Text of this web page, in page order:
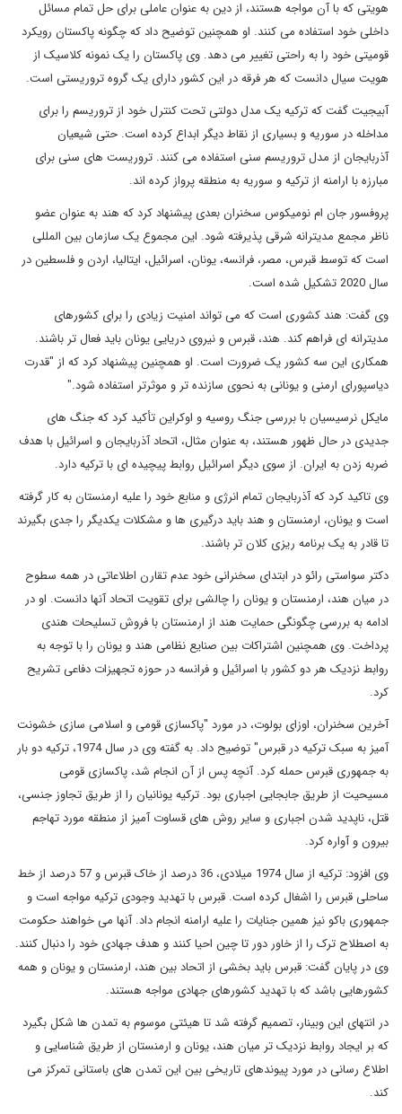
هویتی که با آن مواجه هستند، از دین به عنوان عاملی برای حل تمام مسائل
داخلی خود استفاده می کنند. او همچنین توضیح داد که چگونه پاکستان رویکرد
قومیتی خود را به راحتی تغییر می دهد. وی پاکستان را یک نمونه کلاسیک از
هویت سیال دانست که هر فرقه در این کشور دارای یک گروه تروریستی است.
آبیجیت گفت که ترکیه یک مدل دولتی تحت کنترل خود از تروریسم را برای
مداخله در سوریه و بسیاری از نقاط دیگر ابداع کرده است. حتی شیعیان
آذربایجان از مدل تروریسم سنی استفاده می کنند. تروریست های سنی برای
مبارزه با ارامنه از ترکیه و سوریه به منطقه پرواز کرده اند.
پروفسور جان ام نومیکوس سخنران بعدی پیشنهاد کرد که هند به عنوان عضو
ناظر مجمع مدیترانه شرقی پذیرفته شود. این مجموع یک سازمان بین المللی
است که توسط قبرس، مصر، فرانسه، یونان، اسرائیل، ایتالیا، اردن و فلسطین در
سال 2020 تشکیل شده است.
وی گفت: هند کشوری است که می تواند امنیت زیادی را برای کشورهای
مدیترانه ای فراهم کند. هند، قبرس و نیروی دریایی یونان باید فعال تر باشند.
همکاری این سه کشور یک ضرورت است. او همچنین پیشنهاد کرد که از "قدرت
دیاسپورای ارمنی و یونانی به نحوی سازنده تر و موثرتر استفاده شود."
مایکل نرسیسیان با بررسی جنگ روسیه و اوکراین تأکید کرد که جنگ های
جدیدی در حال ظهور هستند، به عنوان مثال، اتحاد آذربایجان و اسرائیل با هدف
ضربه زدن به ایران. از سوی دیگر اسرائیل روابط پیچیده ای با ترکیه دارد.
وی تاکید کرد که آذربایجان تمام انرژی و منابع خود را علیه ارمنستان به کار گرفته
است و یونان، ارمنستان و هند باید درگیری ها و مشکلات یکدیگر را جدی بگیرند
تا قادر به یک برنامه ریزی کلان تر باشند.
دکتر سواستی رائو در ابتدای سخنرانی خود عدم تقارن اطلاعاتی در همه سطوح
در میان هند، ارمنستان و یونان را چالشی برای تقویت اتحاد آنها دانست. او در
ادامه به بررسی چگونگی حمایت هند از ارمنستان با فروش تسلیحات هندی
پرداخت. وی همچنین اشتراکات بین صنایع نظامی هند و یونان را با توجه به
روابط نزدیک هر دو کشور با اسرائیل و فرانسه در حوزه تجهیزات دفاعی تشریح
کرد.
آخرین سخنران، اوزای بولوت، در مورد "پاکسازی قومی و اسلامی سازی خشونت
آمیز به سبک ترکیه در قبرس" توضیح داد. به گفته وی در سال 1974، ترکیه دو بار
به جمهوری قبرس حمله کرد. آنچه پس از آن انجام شد، پاکسازی قومی
مسیحیت از طریق جابجایی اجباری بود. ترکیه یونانیان را از طریق تجاوز جنسی،
قتل، ناپدید شدن اجباری و سایر روش های قساوت آمیز از منطقه مورد تهاجم
بیرون و آواره کرد.
وی افزود: ترکیه از سال 1974 میلادی، 36 درصد از خاک قبرس و 57 درصد از خط
ساحلی قبرس را اشغال کرده است. قبرس با تهدید وجودی ترکیه مواجه است و
جمهوری باکو نیز همین جنایات را علیه ارامنه انجام داد. آنها می خواهند حکومت
به اصطلاح ترک را از خاور دور تا چین احیا کنند و هدف جهادی خود را دنبال کنند.
وی در پایان گفت: قبرس باید بخشی از اتحاد بین هند، ارمنستان و یونان و همه
کشورهایی باشد که با تهدید کشورهای جهادی مواجه هستند.
در انتهای این وبینار، تصمیم گرفته شد تا هیئتی موسوم به تمدن ها شکل بگیرد
که بر ایجاد روابط نزدیک تر میان هند، یونان و ارمنستان از طریق شناسایی و
اطلاع رسانی در مورد پیوندهای تاریخی بین این تمدن های باستانی تمرکز می
کند.